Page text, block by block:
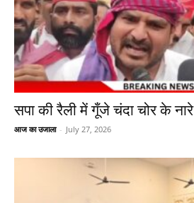
सपा की रैली में गूँजे चंदा चोर के नारे
आज का उजाला - July 27, 2026